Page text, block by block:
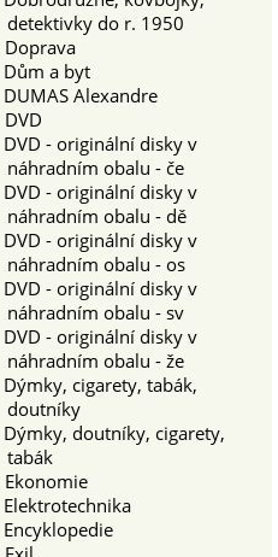
detektivky do r. 1950
Doprava
Dům a byt
DUMAS Alexandre
DVD
DVD - originální disky v
náhradním obalu - če
DVD - originální disky v
náhradním obalu - dě
DVD - originální disky v
náhradním obalu - os
DVD - originální disky v
náhradním obalu - sv
DVD - originální disky v
náhradním obalu - že
Dýmky, cigarety, tabák,
doutníky
Dýmky, doutníky, cigarety,
tabák
Ekonomie
Elektrotechnika
Encyklopedie